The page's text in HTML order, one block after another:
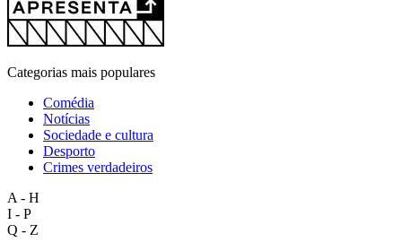
Categorias mais populares
Comédia
Notícias
Sociedade e cultura
Desporto
Crimes verdadeiros
A - H
I - P
Q - Z